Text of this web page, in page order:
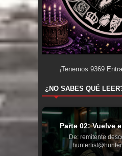
¡Tenemos 9369
¿NO SABES QUÉ
Parte 02: Vuelve
De: remitente